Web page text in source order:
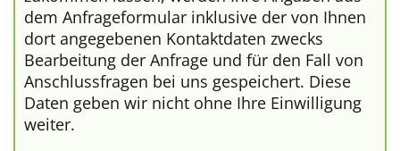
dem Anfrageformular inklusive der von Ihnen
dort angegebenen Kontaktdaten zwecks
Bearbeitung der Anfrage und für den Fall von
Anschlussfragen bei uns gespeichert. Diese
Daten geben wir nicht ohne Ihre Einwilligung
weiter.